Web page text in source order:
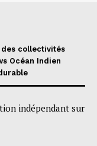
des collectivités
Océan Indien
indépendant sur